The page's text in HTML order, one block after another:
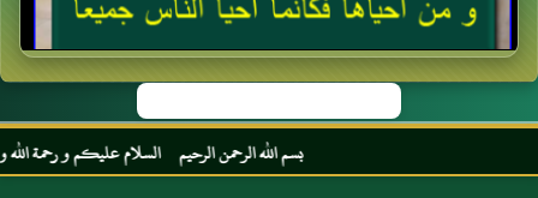
بسم الله الرحمن الرحيم السلام عليكم و رحمة الله و